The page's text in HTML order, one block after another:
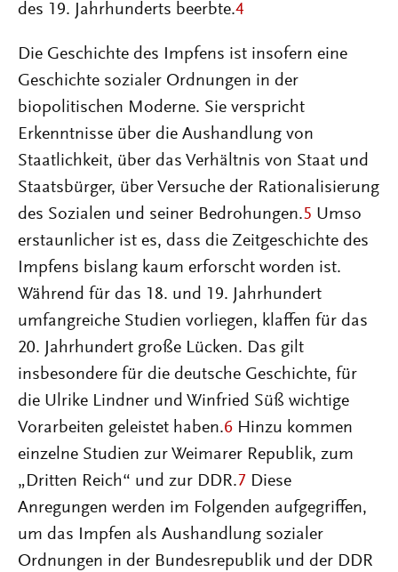
des 19. Jahrhunderts beerbte.4
Die Geschichte des Impfens ist insofern eine
Geschichte sozialer Ordnungen in der
biopolitischen Moderne. Sie verspricht
Erkenntnisse über die Aushandlung von
Staatlichkeit, über das Verhältnis von Staat und
Staatsbürger, über Versuche der Rationalisierung
des Sozialen und seiner Bedrohungen.5 Umso
erstaunlicher ist es, dass die Zeitgeschichte des
Impfens bislang kaum erforscht worden ist.
Während für das 18. und 19. Jahrhundert
umfangreiche Studien vorliegen, klaffen für das
20. Jahrhundert große Lücken. Das gilt
insbesondere für die deutsche Geschichte, für
die Ulrike Lindner und Winfried Süß wichtige
Vorarbeiten geleistet haben.6 Hinzu kommen
einzelne Studien zur Weimarer Republik, zum
„Dritten Reich“ und zur DDR.7 Diese
Anregungen werden im Folgenden aufgegriffen,
um das Impfen als Aushandlung sozialer
Ordnungen in der Bundesrepublik und der DDR